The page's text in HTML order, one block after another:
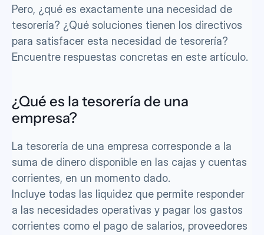
Pero, ¿qué es exactamente una necesidad de
tesorería? ¿Qué soluciones tienen los directivos
para satisfacer esta necesidad de tesorería?
Encuentre respuestas concretas en este artículo.
¿Qué es la tesorería de una
empresa?
La tesorería de una empresa corresponde a la
suma de dinero disponible en las cajas y cuentas
corrientes, en un momento dado.
Incluye todas las liquidez que permite responder
a las necesidades operativas y pagar los gastos
corrientes como el pago de salarios, proveedores